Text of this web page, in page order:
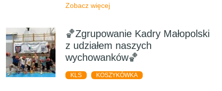
Zobacz więcej
🏀Zgrupowanie Kadry Małopolski
z udziałem naszych
wychowanków🏀
KLS KOSZYKÓWKA